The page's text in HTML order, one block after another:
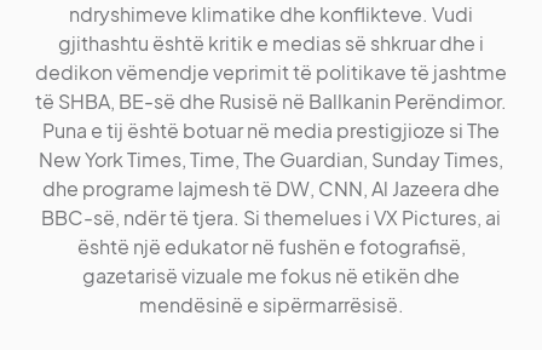
ndryshimeve klimatike dhe konflikteve. Vudi
gjithashtu është kritik e medias së shkruar dhe i
dedikon vëmendje veprimit të politikave të jashtme
të SHBA, BE-së dhe Rusisë në Ballkanin Perëndimor.
Puna e tij është botuar në media prestigjioze si The
New York Times, Time, The Guardian, Sunday Times,
dhe programe lajmesh të DW, CNN, Al Jazeera dhe
BBC-së, ndër të tjera. Si themelues i VX Pictures, ai
është një edukator në fushën e fotografisë,
gazetarisë vizuale me fokus në etikën dhe
mendësinë e sipërmarrësisë.